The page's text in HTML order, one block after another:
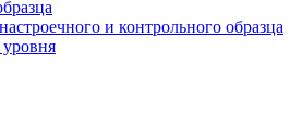
и контрольного образца